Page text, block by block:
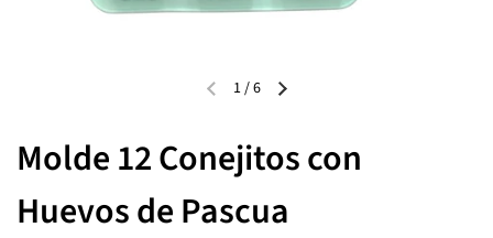
1/6
Molde 12 Conejitos con
Huevos de Pascua